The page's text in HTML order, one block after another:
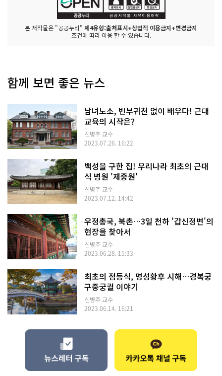
본 저작물은 "공공누리" 제4유형:출처표시+상업적 이용금지+변경금지
조건에 따라 이용 할 수 있습니다.
함께 보면 좋은 뉴스
남녀노소, 빈부귀천 없이 배우다! 근대
교육의 시작은?
신병주 교수
2023.07.26. 16:22
백성을 구한 집! 우리나라 최초의 근대
식 병원 '제중원'
신병주 교수
2023.07.12. 14:42
우정총국, 북촌…3일 천하 '갑신정변'의
현장을 찾아서
신병주 교수
2023.06.28. 15:33
최초의 점등식, 명성황후 시해…경복궁
구중궁궐 이야기
신병주 교수
2023.06.14. 16:21